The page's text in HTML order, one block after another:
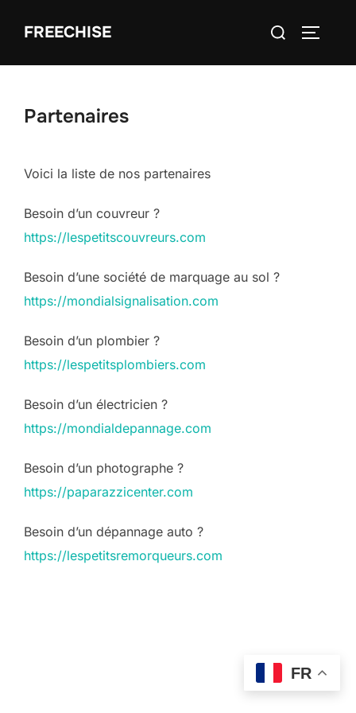
FREECHISE Rechercher :
Partenaires
Voici la liste de nos partenaires
Besoin d’un couvreur ?
https://lespetitscouvreurs.com
Besoin d’une société de marquage au sol ?
https://mondialsignalisation.com
Besoin d’un plombier ?
https://lespetitsplombiers.com
Besoin d’un électricien ?
https://mondialdepannage.com
Besoin d’un photographe ?
https://paparazzicenter.com
Besoin d’un dépannage auto ?
https://lespetitsremorqueurs.com
FR